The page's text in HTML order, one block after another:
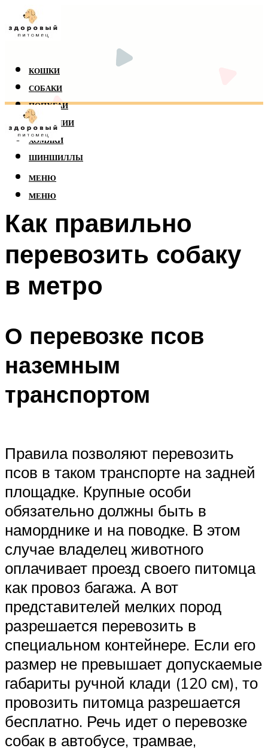
КОШКИ
СОБАКИ
ПОПУГАИ
РЕПТИЛИИ
ХОМЯКИ
ШИНШИЛЛЫ
МЕНЮ
МЕНЮ
Как правильно
перевозить собаку
в метро
О перевозке псов
наземным
транспортом
Правила позволяют перевозить
псов в таком транспорте на задней
площадке. Крупные особи
обязательно должны быть в
наморднике и на поводке. В этом
случае владелец животного
оплачивает проезд своего питомца
как провоз багажа. А вот
представителей мелких пород
разрешается перевозить в
специальном контейнере. Если его
размер не превышает допускаемые
габариты ручной клади (120 см), то
провозить питомца разрешается
бесплатно. Речь идет о перевозке
собак в автобусе, трамвае,